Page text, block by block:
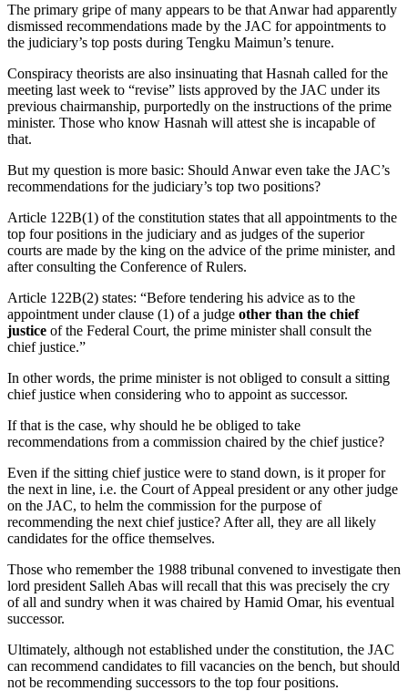
The primary gripe of many appears to be that Anwar had apparently
dismissed recommendations made by the JAC for appointments to
the judiciary’s top posts during Tengku Maimun’s tenure.
Conspiracy theorists are also insinuating that Hasnah called for the
meeting last week to “revise” lists approved by the JAC under its
previous chairmanship, purportedly on the instructions of the prime
minister. Those who know Hasnah will attest she is incapable of
that.
But my question is more basic: Should Anwar even take the JAC’s
recommendations for the judiciary’s top two positions?
Article 122B(1) of the constitution states that all appointments to the
top four positions in the judiciary and as judges of the superior
courts are made by the king on the advice of the prime minister, and
after consulting the Conference of Rulers.
Article 122B(2) states: “Before tendering his advice as to the
appointment under clause (1) of a judge other than the chief
justice of the Federal Court, the prime minister shall consult the
chief justice.”
In other words, the prime minister is not obliged to consult a sitting
chief justice when considering who to appoint as successor.
If that is the case, why should he be obliged to take
recommendations from a commission chaired by the chief justice?
Even if the sitting chief justice were to stand down, is it proper for
the next in line, i.e. the Court of Appeal president or any other judge
on the JAC, to helm the commission for the purpose of
recommending the next chief justice? After all, they are all likely
candidates for the office themselves.
Those who remember the 1988 tribunal convened to investigate then
lord president Salleh Abas will recall that this was precisely the cry
of all and sundry when it was chaired by Hamid Omar, his eventual
successor.
Ultimately, although not established under the constitution, the JAC
can recommend candidates to fill vacancies on the bench, but should
not be recommending successors to the top four positions.